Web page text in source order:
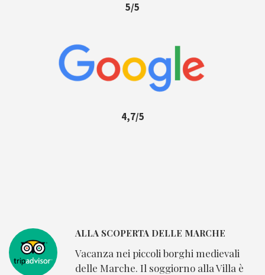
5/5
4,7/5
FAVOLOSA
Bellissima location, molto curata nei
dettagli. Ideale per una coppia. Intima,